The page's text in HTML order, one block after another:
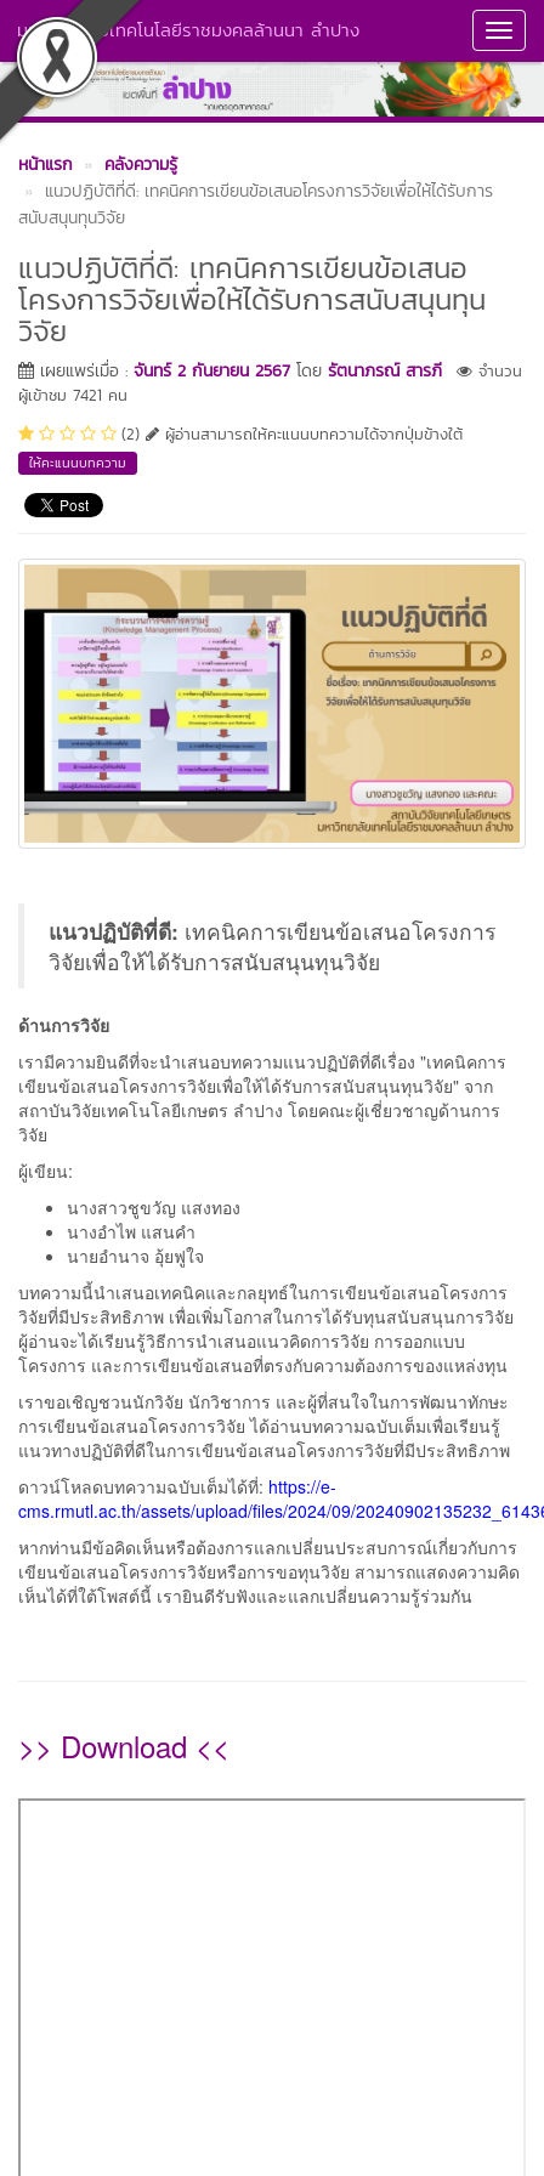
มหาวิทยาลัยเทคโนโลยีราชมงคลล้านนา ลำปาง
หน้าแรก
คลังความรู้
แนวปฏิบัติที่ดี: เทคนิคการเขียนข้อเสนอโครงการวิจัยเพื่อให้ได้รับการ
สนับสนุนทุนวิจัย
แนวปฏิบัติที่ดี: เทคนิคการเขียนข้อเสนอ
โครงการวิจัยเพื่อให้ได้รับการสนับสนุนทุน
วิจัย
เผยแพร่เมื่อ : จันทร์ 2 กันยายน 2567 โดย รัตนาภรณ์ สารภี
จำนวน
ผู้เข้าชม 7421 คน
(2)
ผู้อ่านสามารถให้คะแนนบทความได้จากปุ่มข้างใต้
ให้คะแนนบทความ
แนวปฏิบัติที่ดี: เทคนิคการเขียนข้อเสนอโครงการ
วิจัยเพื่อให้ได้รับการสนับสนุนทุนวิจัย
ด้านการวิจัย
เรามีความยินดีที่จะนำเสนอบทความแนวปฏิบัติที่ดีเรื่อง "เทคนิคการ
เขียนข้อเสนอโครงการวิจัยเพื่อให้ได้รับการสนับสนุนทุนวิจัย" จาก
สถาบันวิจัยเทคโนโลยีเกษตร ลำปาง โดยคณะผู้เชี่ยวชาญด้านการ
วิจัย
ผู้เขียน:
นางสาวชูขวัญ แสงทอง
นางอำไพ แสนคำ
นายอำนาจ อุ้ยฟูใจ
บทความนี้นำเสนอเทคนิคและกลยุทธ์ในการเขียนข้อเสนอโครงการ
วิจัยที่มีประสิทธิภาพ เพื่อเพิ่มโอกาสในการได้รับทุนสนับสนุนการวิจัย
ผู้อ่านจะได้เรียนรู้วิธีการนำเสนอแนวคิดการวิจัย การออกแบบ
โครงการ และการเขียนข้อเสนอที่ตรงกับความต้องการของแหล่งทุน
เราขอเชิญชวนนักวิจัย นักวิชาการ และผู้ที่สนใจในการพัฒนาทักษะ
การเขียนข้อเสนอโครงการวิจัย ได้อ่านบทความฉบับเต็มเพื่อเรียนรู้
แนวทางปฏิบัติที่ดีในการเขียนข้อเสนอโครงการวิจัยที่มีประสิทธิภาพ
ดาวน์โหลดบทความฉบับเต็มได้ที่: https://e-
cms.rmutl.ac.th/assets/upload/files/2024/09/
หากท่านมีข้อคิดเห็นหรือต้องการแลกเปลี่ยนประสบการณ์เกี่ยวกับการ
เขียนข้อเสนอโครงการวิจัยหรือการขอทุนวิจัย สามารถแสดงความคิด
เห็นได้ที่ใต้โพสต์นี้ เรายินดีรับฟังและแลกเปลี่ยนความรู้ร่วมกัน
>> Download <<